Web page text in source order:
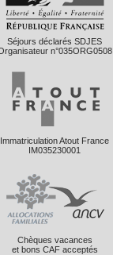
Séjours déclarés SDJES
n°035ORG0508
Immatriculation Atout France
IM035230001
Chèques vacances
et bons CAF acceptés